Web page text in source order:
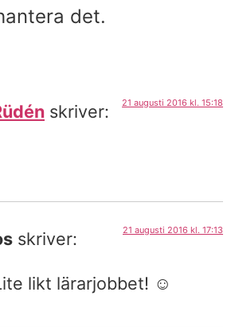
det.
skriver: 21 augusti 2016 kl. 15:18
skriver: 21 augusti 2016 kl. 17:13
likt lärarjobbet! ☺️